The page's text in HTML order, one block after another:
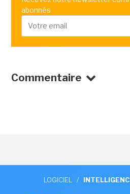
abonnés
Commentaire
LOGICIEL /